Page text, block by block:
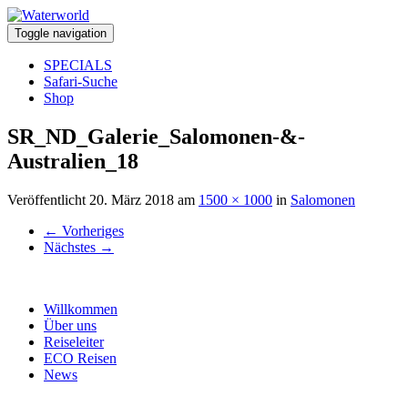
Toggle navigation
SPECIALS
Safari-Suche
Shop
SR_ND_Galerie_Salomonen-&-
Australien_18
Veröffentlicht 20. März 2018 am 1500 × 1000 in Salomonen
← Vorheriges
Nächstes →
Willkommen
Über uns
Reiseleiter
ECO Reisen
News